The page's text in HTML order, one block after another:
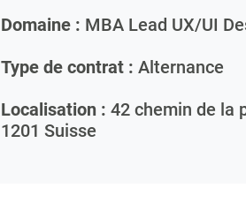
Domaine : MBA Lead UX/UI
Type de contrat : Alternance
Localisation : 42 chemin de la
1201 Suisse